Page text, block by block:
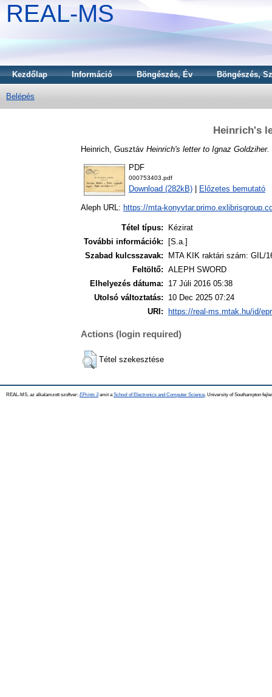
REAL-MS
Kezdőlap Információ Böngészés, Év Böngészés,
Belépés
Heinrich's
Heinrich, Gusztáv Heinrich's letter to Ignaz Goldziher.
PDF
000753403.pdf
Download (282kB) Előzetes bemutató
Aleph URL: https://mta-
Tétel típus:
Kézirat
További információk:
[S.a.]
Szabad kulcsszavak:
MTA KIK raktári szám: GIL/
Feltöltő: ALEPH SWORD
Elhelyezés dátuma:
17 Júli 2016 05:38
Utolsó változtatás:
10 Dec 2025 07:24
URI:
https://real-ms.mtak.hu/id/
Actions (login required)
Tétel szekesztése
REAL-MS, az alkalamzott szoftver: EPrints 3amit a School of Electronics and Computer Science , University of Southampton